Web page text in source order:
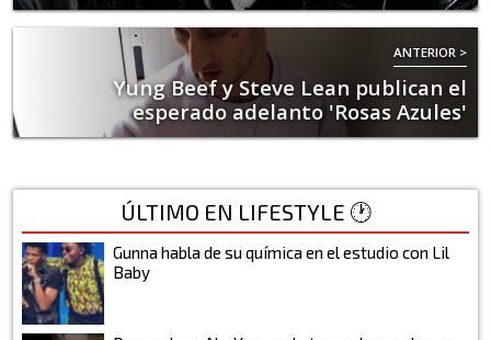
ANTERIOR >
Yung Beef y Steve Lean publican el
esperado adelanto 'Rosas Azules'
ÚLTIMO EN LIFESTYLE 🕐
Gunna habla de su química en el estudio con Lil
Baby